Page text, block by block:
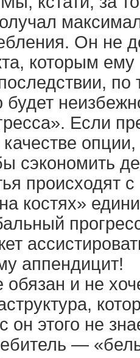
Он не
которым ему
по
будет
Если
качестве
сэкономить
происходят
костях»
аппендицит!
и не
он этого не
—